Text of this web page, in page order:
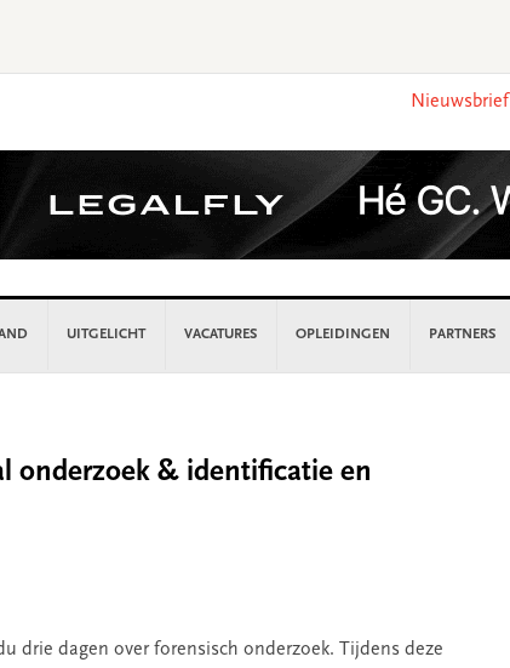
Nieuwsbrief
UITGELICHT VACATURES OPLEIDINGEN PARTNERS
onderzoek & identificatie en
drie dagen over forensisch onderzoek. Tijdens deze